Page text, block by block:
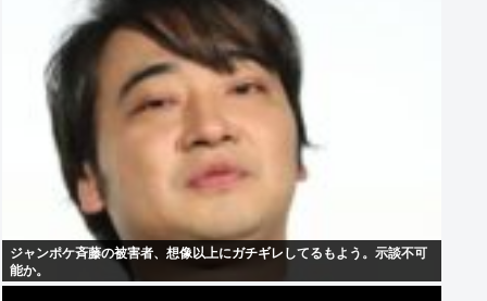
ジャンポケ斉藤の被害者、想像以上にガチギレしてるもよう。示談不可
能か。